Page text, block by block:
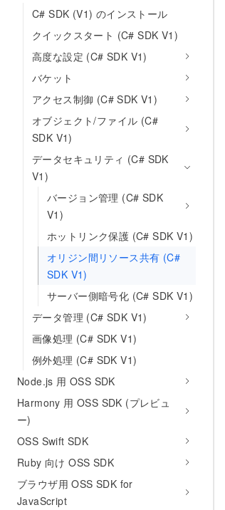
C# SDK (V1) のインストール
クイックスタート (C# SDK V1)
高度な設定 (C# SDK V1)
バケット
アクセス制御 (C# SDK V1)
オブジェクト/ファイル (C#
SDK V1)
データセキュリティ (C# SDK
V1)
バージョン管理 (C# SDK
V1)
ホットリンク保護 (C# SDK V1)
オリジン間リソース共有 (C#
SDK V1)
サーバー側暗号化 (C# SDK V1)
データ管理 (C# SDK V1)
画像処理 (C# SDK V1)
例外処理 (C# SDK V1)
Node.js 用 OSS SDK
Harmony 用 OSS SDK (プレビュ
ー)
OSS Swift SDK
Ruby 向け OSS SDK
ブラウザ用 OSS SDK for
JavaScript